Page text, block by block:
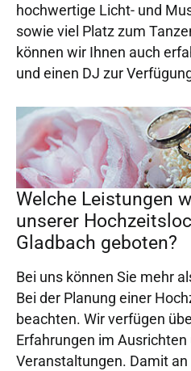
hochwertige Licht- und
sowie viel Platz zum
können wir Ihnen auch
und einen DJ zur
Welche Leistungen
unserer
Gladbach geboten?
Bei uns können Sie mehr
Bei der Planung einer
beachten. Wir verfügen
Erfahrungen im
Veranstaltungen. Damit